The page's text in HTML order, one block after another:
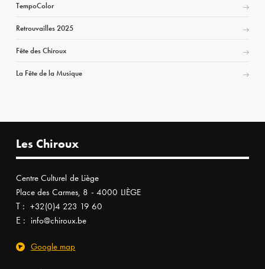
TempoColor
Retrouvailles 2025
Fête des Chiroux
La Fête de la Musique
Les Chiroux
Centre Culturel de Liège
Place des Carmes, 8 - 4000 LIÈGE
T : +32(0)4 223 19 60
E : info@chiroux.be
Google map